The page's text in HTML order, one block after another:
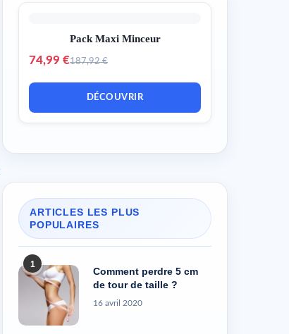
Pack Maxi Minceur
74,99 €187,92 €
DÉCOUVRIR
ARTICLES LES PLUS
POPULAIRES
1
Comment perdre 5 cm
de tour de taille ?
16 avril 2020